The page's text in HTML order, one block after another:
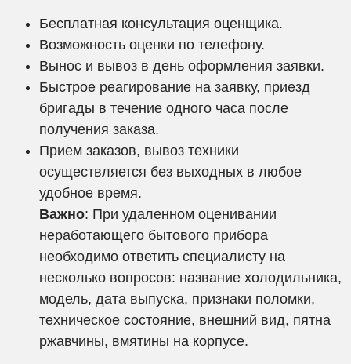
Бесплатная консультация оценщика.
Возможность оценки по телефону.
Вынос и вывоз в день оформления заявки.
Быстрое реагирование на заявку, приезд
бригады в течение одного часа после
получения заказа.
Прием заказов, вывоз техники
осуществляется без выходных в любое
удобное время.
Важно: При удаленном оценивании
неработающего бытового прибора
необходимо ответить специалисту на
несколько вопросов: название холодильника,
модель, дата выпуска, признаки поломки,
техническое состояние, внешний вид, пятна
ржавчины, вмятины на корпусе.